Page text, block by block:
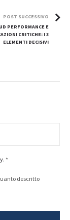
POST SUCCESSIVO
PERFORMANCE E
CRITICHE: I 3
ELEMENTI DECISIVI
. *
descritto